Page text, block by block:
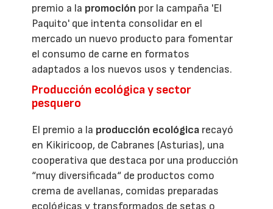
premio a la promoción por la campaña 'El
Paquito' que intenta consolidar en el
mercado un nuevo producto para fomentar
el consumo de carne en formatos
adaptados a los nuevos usos y tendencias.
Producción ecológica y sector
pesquero
El premio a la producción ecológica recayó
en Kikiricoop, de Cabranes (Asturias), una
cooperativa que destaca por una producción
“muy diversificada“ de productos como
crema de avellanas, comidas preparadas
ecológicas y transformados de setas o